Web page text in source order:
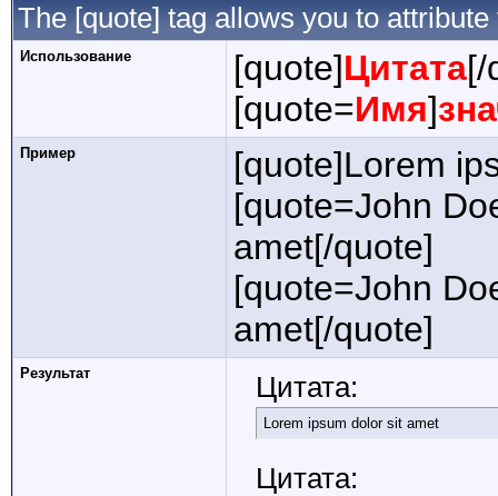
The [quote] tag allows you to
Использование [quote]Цитата[/
[quote=Имя]
Пример
[quote]Lorem
[quote=John
amet[/quote]
[quote=John
amet[/quote]
Результат Цитата:
Lorem ipsum dolor sit amet
Цитата: